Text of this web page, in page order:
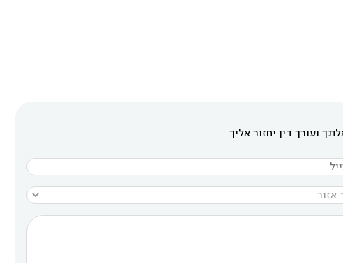
ועורך דין יחזור אליך